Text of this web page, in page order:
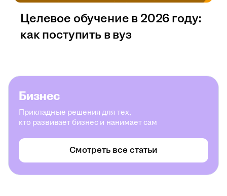
Целевое обучение в 2026 году:
как поступить в вуз
Бизнес
Прикладные решения для тех,
кто развивает бизнес и нанимает сам
Смотреть все статьи